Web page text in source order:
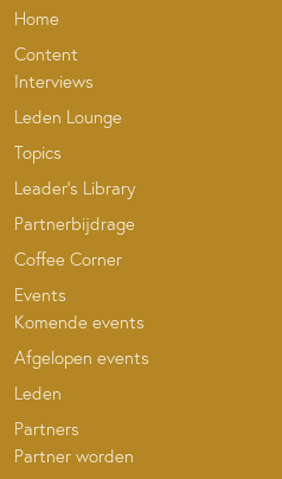
Home
Content
Interviews
Leden Lounge
Topics
Leader’s Library
Partnerbijdrage
Coffee Corner
Events
Komende events
Afgelopen events
Leden
Partners
Partner worden